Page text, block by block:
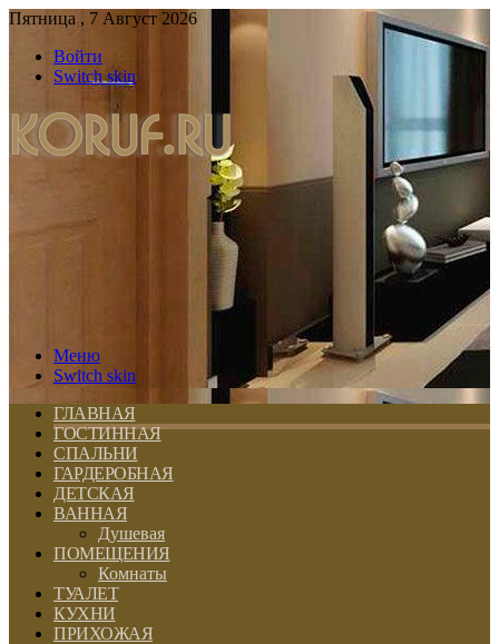
Пятница , 7 Август 2026
Войти
Switch skin
Меню
Switch skin
ГЛАВНАЯ
ГОСТИННАЯ
СПАЛЬНИ
ГАРДЕРОБНАЯ
ДЕТСКАЯ
ВАННАЯ
Душевая
ПОМЕЩЕНИЯ
Комнаты
ТУАЛЕТ
КУХНИ
ПРИХОЖАЯ